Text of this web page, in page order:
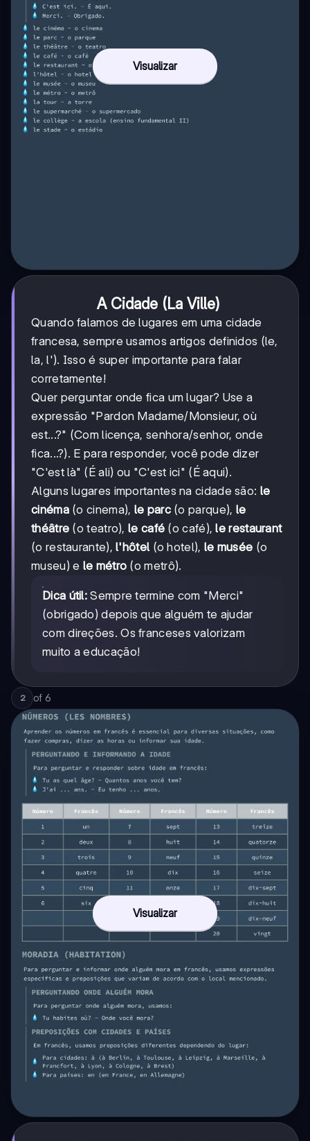
Visualizar
A Cidade (La Ville)
Quando falamos de lugares em uma cidade
francesa, sempre usamos artigos definidos (le,
la, l'). Isso é super importante para falar
corretamente!
Quer perguntar onde fica um lugar? Use a
expressão "Pardon Madame/Monsieur, où
est...?" (Com licença, senhora/senhor, onde
fica...?). E para responder, você pode dizer
"C'est là" (É ali) ou "C'est ici" (É aqui).
Alguns lugares importantes na cidade são: le
cinéma(o cinema), le parc(o parque), le
théâtre (o teatro),le café (o café),le restaurant
(o restaurante),l'hôtel (o hotel), le musée (o
museu) e le métro (o metrô).
Dica útil: Sempre termine com "Merci"
(obrigado) depois que alguém te ajudar
com direções. Os franceses valorizam
muito a educação!
2 of 6
Visualizar